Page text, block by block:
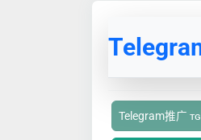
Telegram推广